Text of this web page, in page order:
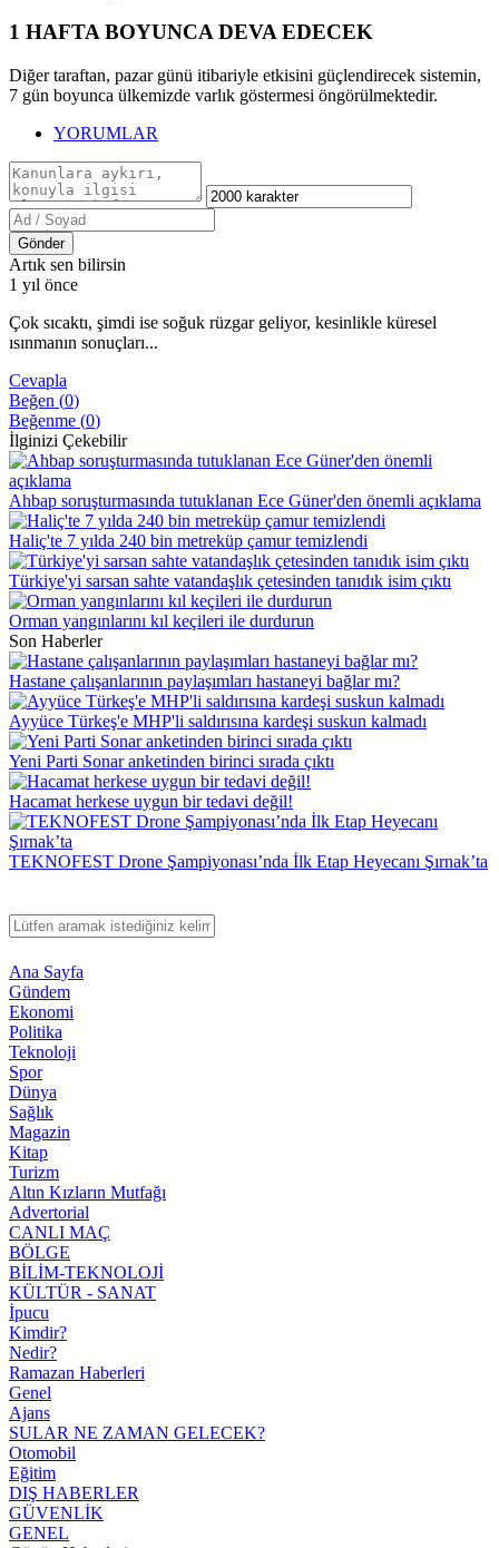
1 HAFTA BOYUNCA DEVA EDECEK
Diğer taraftan, pazar günü itibariyle etkisini güçlendirecek sistemin,
7 gün boyunca ülkemizde varlık göstermesi öngörülmektedir.
YORUMLAR
Gönder
Artık sen bilirsin
1 yıl önce
Çok sıcaktı, şimdi ise soğuk rüzgar geliyor, kesinlikle küresel
ısınmanın sonuçları...
Cevapla
Beğen (0)
Beğenme (0)
İlginizi Çekebilir
Ahbap soruşturmasında tutuklanan Ece Güner'den önemli açıklama
Haliç'te 7 yılda 240 bin metreküp çamur temizlendi
Türkiye'yi sarsan sahte vatandaşlık çetesinden tanıdık isim çıktı
Orman yangınlarını kıl keçileri ile durdurun
Son Haberler
Hastane çalışanlarının paylaşımları hastaneyi bağlar mı?
Ayyüce Türkeş'e MHP'li saldırısına kardeşi suskun kalmadı
Yeni Parti Sonar anketinden birinci sırada çıktı
Hacamat herkese uygun bir tedavi değil!
TEKNOFEST Drone Şampiyonası’nda İlk Etap Heyecanı Şırnak’ta
Ana Sayfa
Gündem
Ekonomi
Politika
Teknoloji
Spor
Dünya
Sağlık
Magazin
Kitap
Turizm
Altın Kızların Mutfağı
Advertorial
CANLI MAÇ
BÖLGE
BİLİM-TEKNOLOJİ
KÜLTÜR - SANAT
İpucu
Kimdir?
Nedir?
Ramazan Haberleri
Genel
Ajans
SULAR NE ZAMAN GELECEK?
Otomobil
Eğitim
DIŞ HABERLER
GÜVENLİK
GENEL